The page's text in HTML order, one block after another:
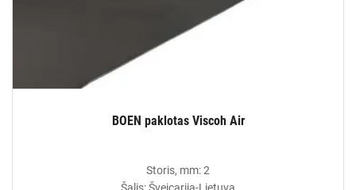
BOEN paklotas Viscoh Air
Storis, mm: 2